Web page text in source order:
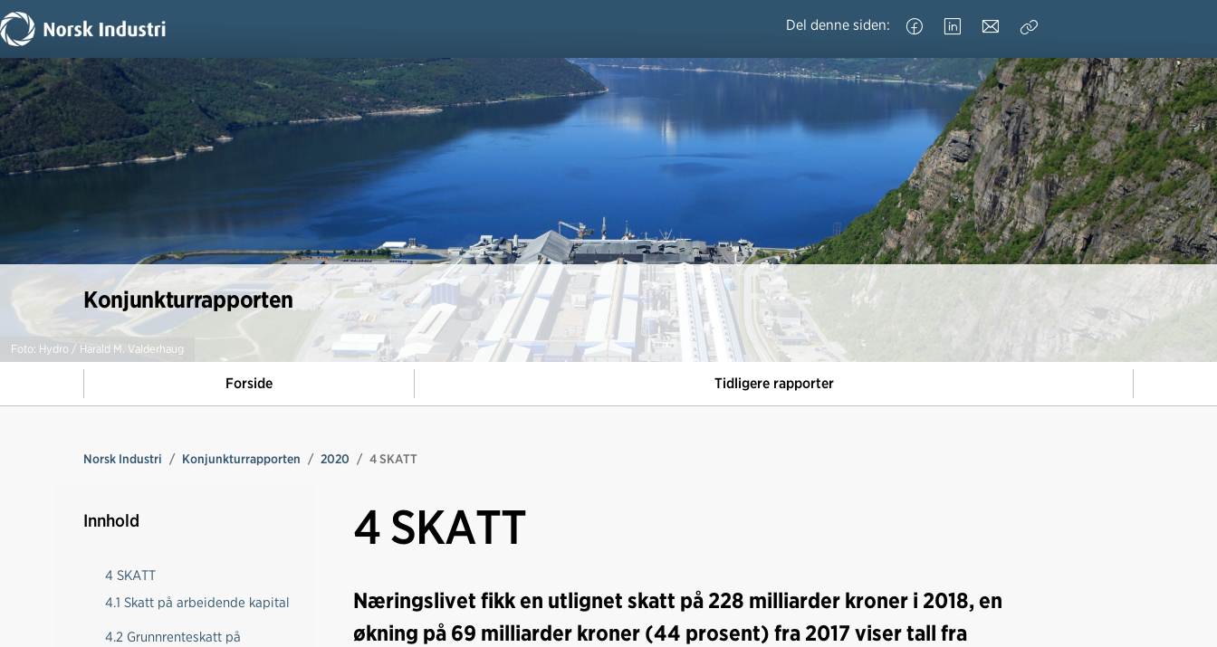
Del denne siden:
lenke
Foto: Hydro / Harald M. Valderhaug
Konjunkturrapporten
Forside Tidligere rapporter
Norsk Industri Konjunkturrapporten 2020 4 SKATT
Innhold
4 SKATT
4.1 Skatt på arbeidende kapital
4.2 Grunnrenteskatt på
4 SKATT
Næringslivet fikk en utlignet skatt på 228 milliarder kroner i 2018, en
økning på 69 milliarder kroner (44 prosent) fra 2017 viser tall fra